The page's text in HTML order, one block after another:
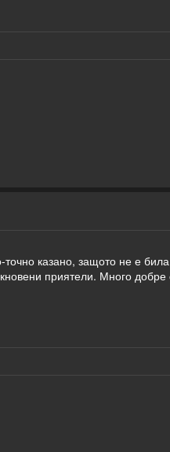
казано, защото не е
приятели. Много добре